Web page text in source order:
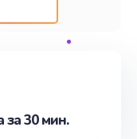
предоставить
записаться на
за 30 мин.